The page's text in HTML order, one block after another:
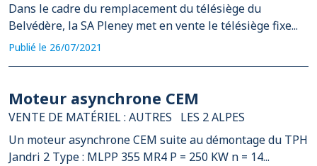
Dans le cadre du remplacement du télésiège du
Belvédère, la SA Pleney met en vente le télésiège fixe...
Publié le 26/07/2021
Moteur asynchrone CEM
VENTE DE MATÉRIEL : AUTRES
LES 2 ALPES
Un moteur asynchrone CEM suite au démontage du TPH
Jandri 2 Type : MLPP 355 MR4 P = 250 KW n = 14...